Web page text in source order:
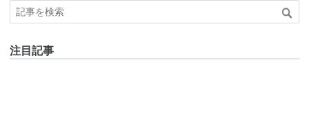
注目記事